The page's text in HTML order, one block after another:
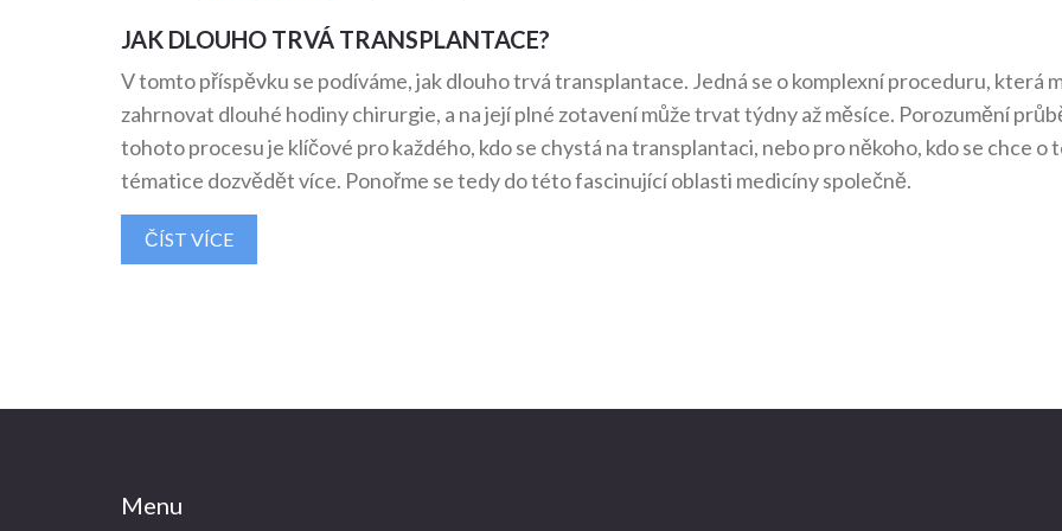
JAK DLOUHO TRVÁ TRANSPLANTACE?
V tomto příspěvku se podíváme, jak dlouho trvá transplantace. Jedná se o komplexní proceduru, která
zahrnovat dlouhé hodiny chirurgie, a na její plné zotavení může trvat týdny až měsíce. Porozumění
tohoto procesu je klíčové pro každého, kdo se chystá na transplantaci, nebo pro někoho, kdo se chce o
tématice dozvědět více. Ponořme se tedy do této fascinující oblasti medicíny společně.
ČÍST VÍCE
Menu